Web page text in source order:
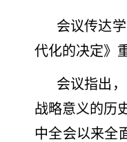
会议传达
代化的决定》
会议指出
战略意义的历
中全会以来全